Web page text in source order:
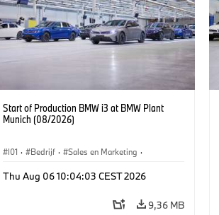
Start of Production BMW i3 at BMW Plant
Munich (08/2026)
I01 · Bedrijf · Sales en Marketing ·
Thu Aug 06 10:04:03 CEST 2026
9,36 MB